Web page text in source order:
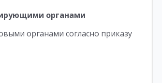
органами
органами согласно приказу